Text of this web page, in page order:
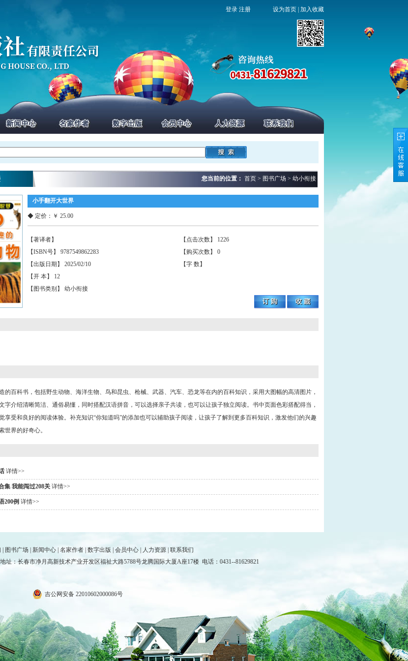
登录 注册 设为首页 加入收藏
您当前的位置： 首页 > 图书广场 > 幼小衔接
小手翻开大世界
◆ 定价：￥ 25.00
【著译者】
【点击次数】 1226
【ISBN号】 9787549862283
【购买次数】 0
【出版日期】 2025/02/10
【字 数】
【开 本】 12
【图书类别】 幼小衔接
的百科书，包括野生动物、海洋生物、鸟和昆虫、枪械、武器、汽车、恐龙等在内的百科知识，采用大图幅的高清图片，
字介绍清晰简洁、通俗易懂，同时搭配汉语拼音，可以选择亲子共读，也可以让孩子独立阅读。书中页面色彩搭配得当，
享受和良好的阅读体验。补充知识“你知道吗”的添加也可以辅助孩子阅读，让孩子了解到更多百科知识，激发他们的兴趣
世界的好奇心。
详情>>
集 我能闯过208关 详情>>
200例 详情>>
图书广场 新闻中心 名家作者 数字出版 会员中心 人力资源 联系我们
址：长春市净月高新技术产业开发区福祉大路5788号龙腾国际大厦A座17楼 电话：0431--81629821
吉公网安备 22010602000086号